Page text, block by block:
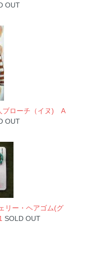
OUT
ブローチ（イヌ) A
OUT
リー・ヘアゴム(グ
SOLD OUT